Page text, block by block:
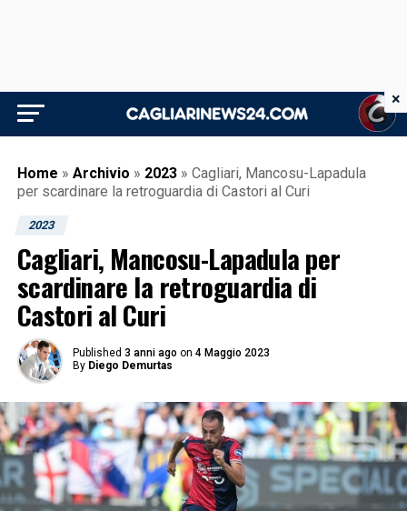
Home » Archivio » 2023 » Cagliari, Mancosu-Lapadula
per scardinare la retroguardia di Castori al Curi
2023
Cagliari, Mancosu-Lapadula per
scardinare la retroguardia di
Castori al Curi
Published 3 anni ago on 4 Maggio 2023
By Diego Demurtas
×